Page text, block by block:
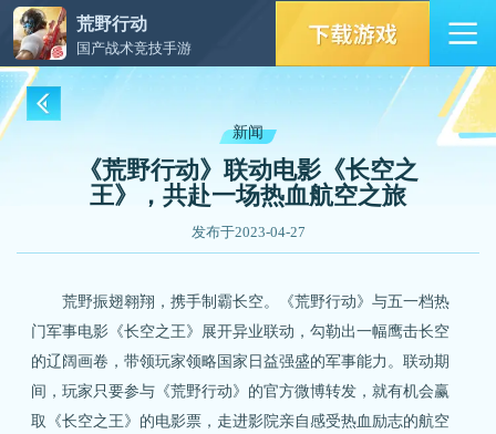
新闻
《荒野行动》联动电影《长空之
王》，共赴一场热血航空之旅
发布于2023-04-27
荒野振翅翱翔，携手制霸长空。《荒野行动》与五一档热
门军事电影《长空之王》展开异业联动，勾勒出一幅鹰击长空
的辽阔画卷，带领玩家领略国家日益强盛的军事能力。联动期
间，玩家只要参与《荒野行动》的官方微博转发，就有机会赢
取《长空之王》的电影票，走进影院亲自感受热血励志的航空
荒野行动
国产战术竞技手游